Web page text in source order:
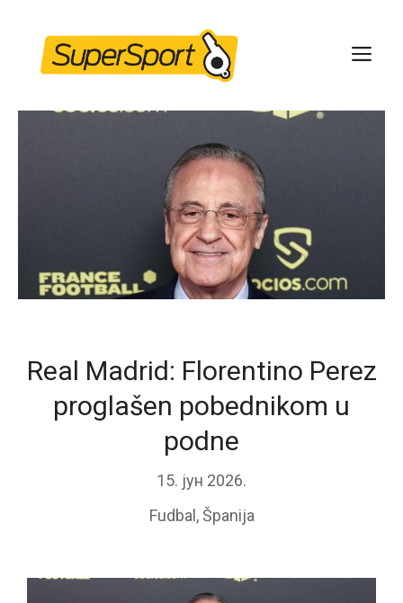
content
Real Madrid: Florentino Perez
proglašen pobednikom u
podne
15. јун 2026.
Fudbal ,Španija